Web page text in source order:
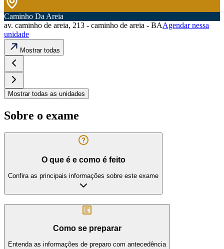
Caminho Da Areia
av. caminho de areia, 213 - caminho de areia - BAAgendar nessa
unidade
Mostrar todas
Mostrar todas as unidades
Sobre o exame
O que é e como é feito
Confira as principais informações sobre este exame
Como se preparar
Entenda as informações de preparo com antecedência